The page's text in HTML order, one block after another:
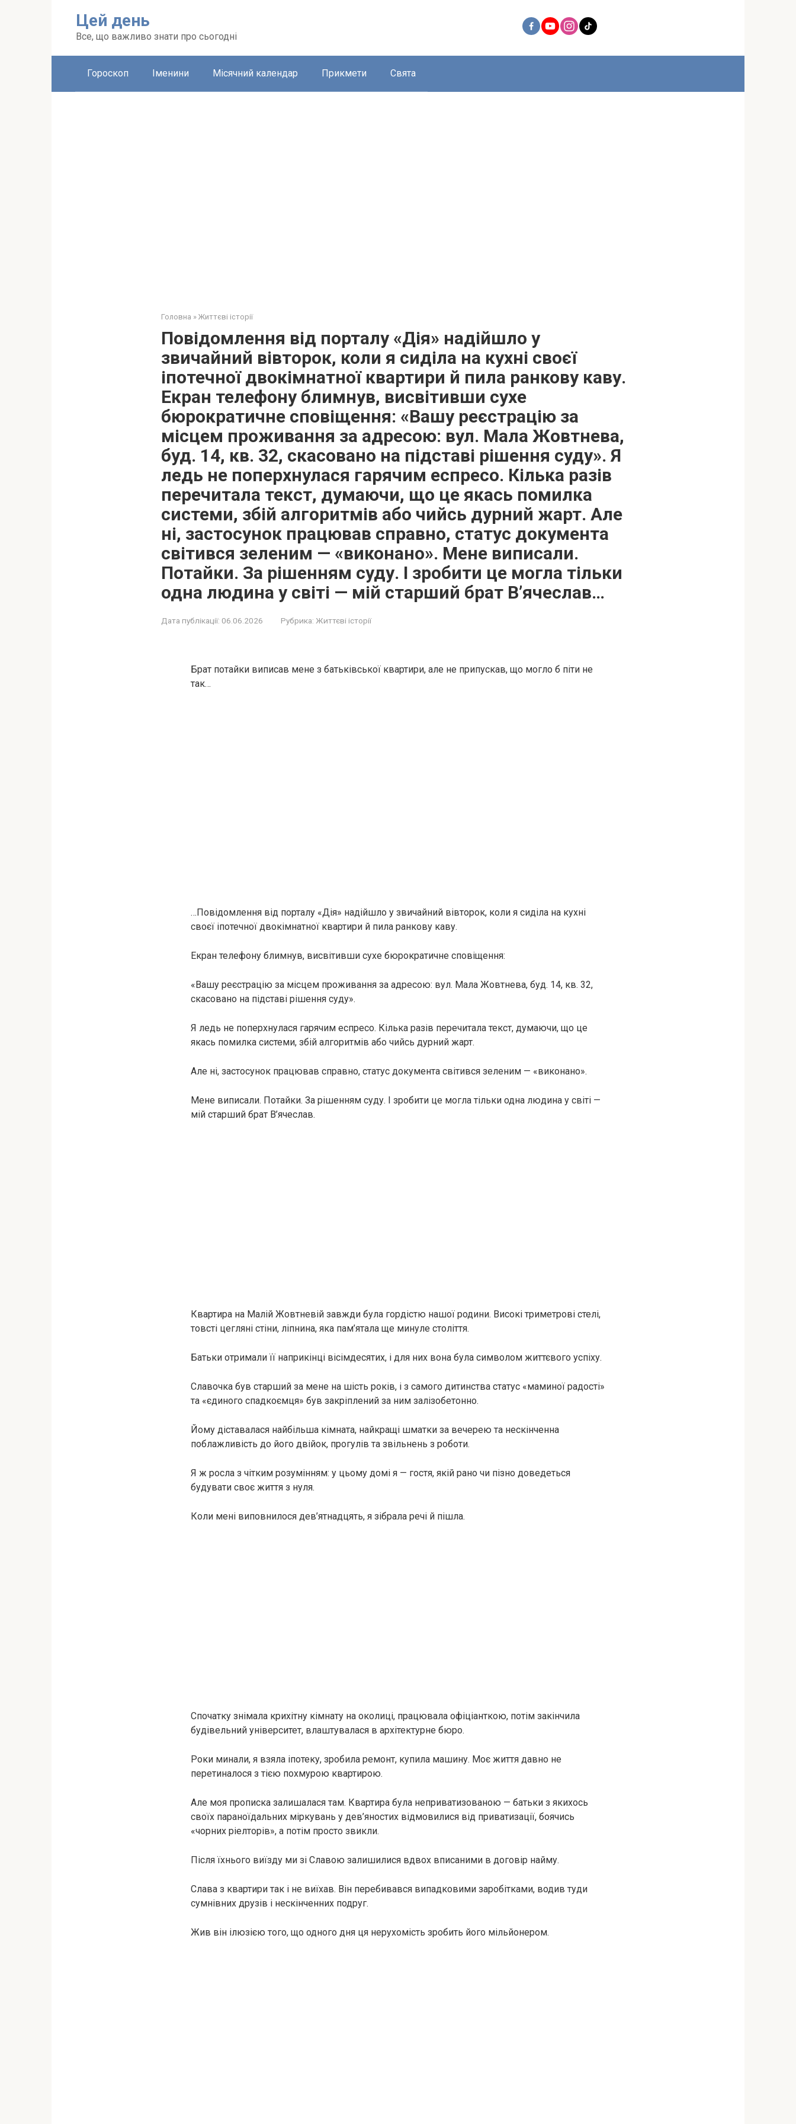
Цей день
Все, що важливо знати про сьогодні
Гороскоп Іменини Місячний календар Прикмети Свята
Головна » Життєві історії
Повідомлення від порталу «Дія» надійшло у
звичайний вівторок, коли я сиділа на кухні своєї
іпотечної двокімнатної квартири й пила ранкову каву.
Екран телефону блимнув, висвітивши сухе
бюрократичне сповіщення: «Вашу реєстрацію за
місцем проживання за адресою: вул. Мала Жовтнева,
буд. 14, кв. 32, скасовано на підставі рішення суду». Я
ледь не поперхнулася гарячим еспресо. Кілька разів
перечитала текст, думаючи, що це якась помилка
системи, збій алгоритмів або чийсь дурний жарт. Але
ні, застосунок працював справно, статус документа
світився зеленим — «виконано». Мене виписали.
Потайки. За рішенням суду. І зробити це могла тільки
одна людина у світі — мій старший брат В’ячеслав…
Дата публікації: 06.06.2026 Рубрика: Життєві історії
Брат потайки виписав мене з батьківської квартири, але не припускав, що могло б піти не
так…
…Повідомлення від порталу «Дія» надійшло у звичайний вівторок, коли я сиділа на кухні
своєї іпотечної двокімнатної квартири й пила ранкову каву.
Екран телефону блимнув, висвітивши сухе бюрократичне сповіщення:
«Вашу реєстрацію за місцем проживання за адресою: вул. Мала Жовтнева, буд. 14, кв. 32,
скасовано на підставі рішення суду».
Я ледь не поперхнулася гарячим еспресо. Кілька разів перечитала текст, думаючи, що це
якась помилка системи, збій алгоритмів або чийсь дурний жарт.
Але ні, застосунок працював справно, статус документа світився зеленим — «виконано».
Мене виписали. Потайки. За рішенням суду. І зробити це могла тільки одна людина у світі —
мій старший брат В’ячеслав.
Квартира на Малій Жовтневій завжди була гордістю нашої родини. Високі триметрові стелі,
товсті цегляні стіни, ліпнина, яка пам’ятала ще минуле століття.
Батьки отримали її наприкінці вісімдесятих, і для них вона була символом життєвого успіху.
Славочка був старший за мене на шість років, і з самого дитинства статус «маминої радості»
та «єдиного спадкоємця» був закріплений за ним залізобетонно.
Йому діставалася найбільша кімната, найкращі шматки за вечерею та нескінченна
поблажливість до його двійок, прогулів та звільнень з роботи.
Я ж росла з чітким розумінням: у цьому домі я — гостя, якій рано чи пізно доведеться
будувати своє життя з нуля.
Коли мені виповнилося дев’ятнадцять, я зібрала речі й пішла.
Спочатку знімала крихітну кімнату на околиці, працювала офіціанткою, потім закінчила
будівельний університет, влаштувалася в архітектурне бюро.
Роки минали, я взяла іпотеку, зробила ремонт, купила машину. Моє життя давно не
перетиналося з тією похмурою квартирою.
Але моя прописка залишалася там. Квартира була неприватизованою — батьки з якихось
своїх параноїдальних міркувань у дев’яностих відмовилися від приватизації, боячись
«чорних ріелторів», а потім просто звикли.
Після їхнього виїзду ми зі Славою залишилися вдвох вписаними в договір найму.
Слава з квартири так і не виїхав. Він перебивався випадковими заробітками, водив туди
сумнівних друзів і нескінченних подруг.
Жив він ілюзією того, що одного дня ця нерухомість зробить його мільйонером.